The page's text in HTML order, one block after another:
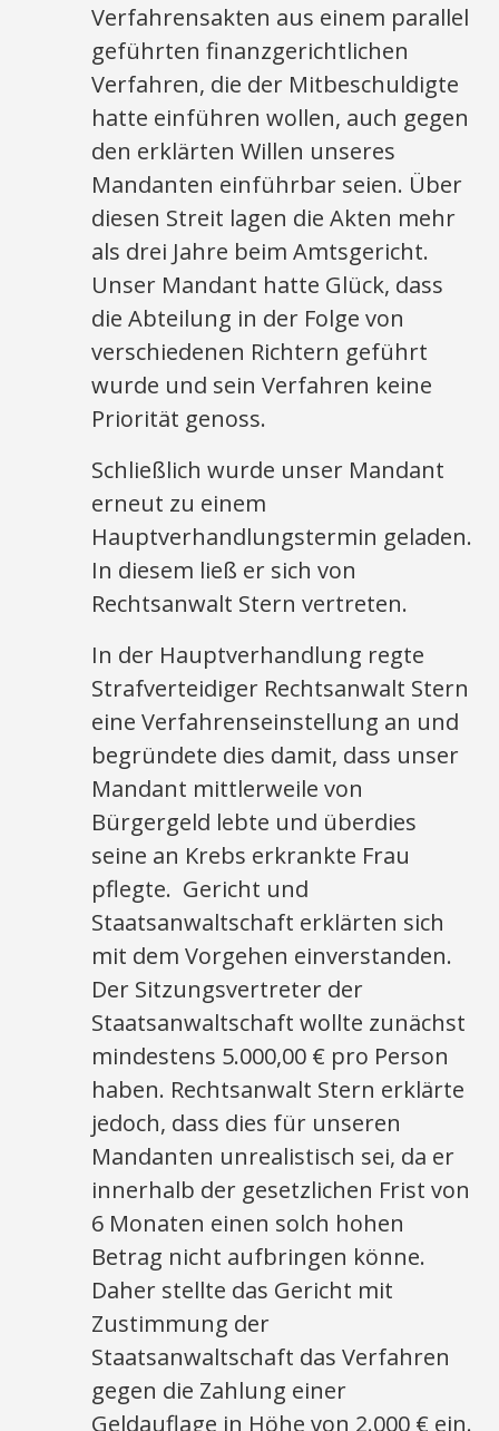
Verfahrensakten aus einem parallel
geführten finanzgerichtlichen
Verfahren, die der Mitbeschuldigte
hatte einführen wollen, auch gegen
den erklärten Willen unseres
Mandanten einführbar seien. Über
diesen Streit lagen die Akten mehr
als drei Jahre beim Amtsgericht.
Unser Mandant hatte Glück, dass
die Abteilung in der Folge von
verschiedenen Richtern geführt
wurde und sein Verfahren keine
Priorität genoss.
Schließlich wurde unser Mandant
erneut zu einem
Hauptverhandlungstermin geladen.
In diesem ließ er sich von
Rechtsanwalt Stern vertreten.
In der Hauptverhandlung regte
Strafverteidiger Rechtsanwalt Stern
eine Verfahrenseinstellung an und
begründete dies damit, dass unser
Mandant mittlerweile von
Bürgergeld lebte und überdies
seine an Krebs erkrankte Frau
pflegte. Gericht und
Staatsanwaltschaft erklärten sich
mit dem Vorgehen einverstanden.
Der Sitzungsvertreter der
Staatsanwaltschaft wollte zunächst
mindestens 5.000,00 € pro Person
haben. Rechtsanwalt Stern erklärte
jedoch, dass dies für unseren
Mandanten unrealistisch sei, da er
innerhalb der gesetzlichen Frist von
6 Monaten einen solch hohen
Betrag nicht aufbringen könne.
Daher stellte das Gericht mit
Zustimmung der
Staatsanwaltschaft das Verfahren
gegen die Zahlung einer
Geldauflage in Höhe von 2.000 € ein.